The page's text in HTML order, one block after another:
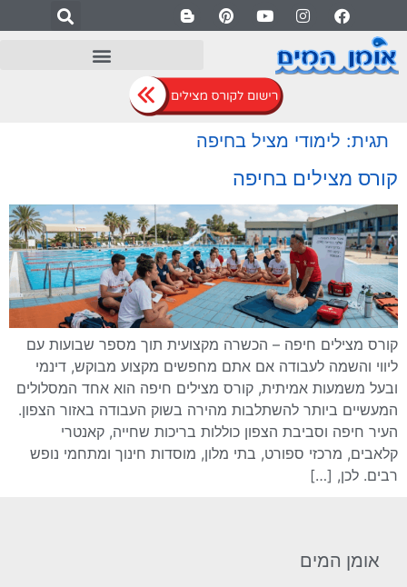
תגית: לימודי מציל בחיפה
קורס מצילים בחיפה
קורס מצילים חיפה – הכשרה מקצועית תוך מספר שבועות עם
ליווי והשמה לעבודה אם אתם מחפשים מקצוע מבוקש, דינמי
ובעל משמעות אמיתית, קורס מצילים חיפה הוא אחד המסלולים
המעשיים ביותר להשתלבות מהירה בשוק העבודה באזור הצפון.
העיר חיפה וסביבת הצפון כוללות בריכות שחייה, קאנטרי
קלאבים, מרכזי ספורט, בתי מלון, מוסדות חינוך ומתחמי נופש
רבים. לכן, […]
אומן המים